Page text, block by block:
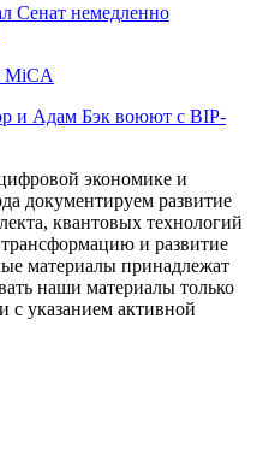
Сенат немедленно
MiCA
и Адам Бэк воюют с BIP-
экономике и
документируем развитие
квантовых технологий
и развитие
материалы принадлежат
наши материалы только
с указанием активной